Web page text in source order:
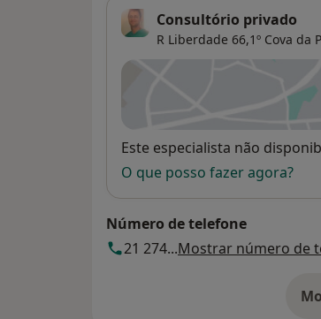
Consultório privado
R Liberdade 66,1º Cova da
Disponibilidade
Este especialista não
O que posso fazer agora?
Número de telefone
21 274...Mostrar número de